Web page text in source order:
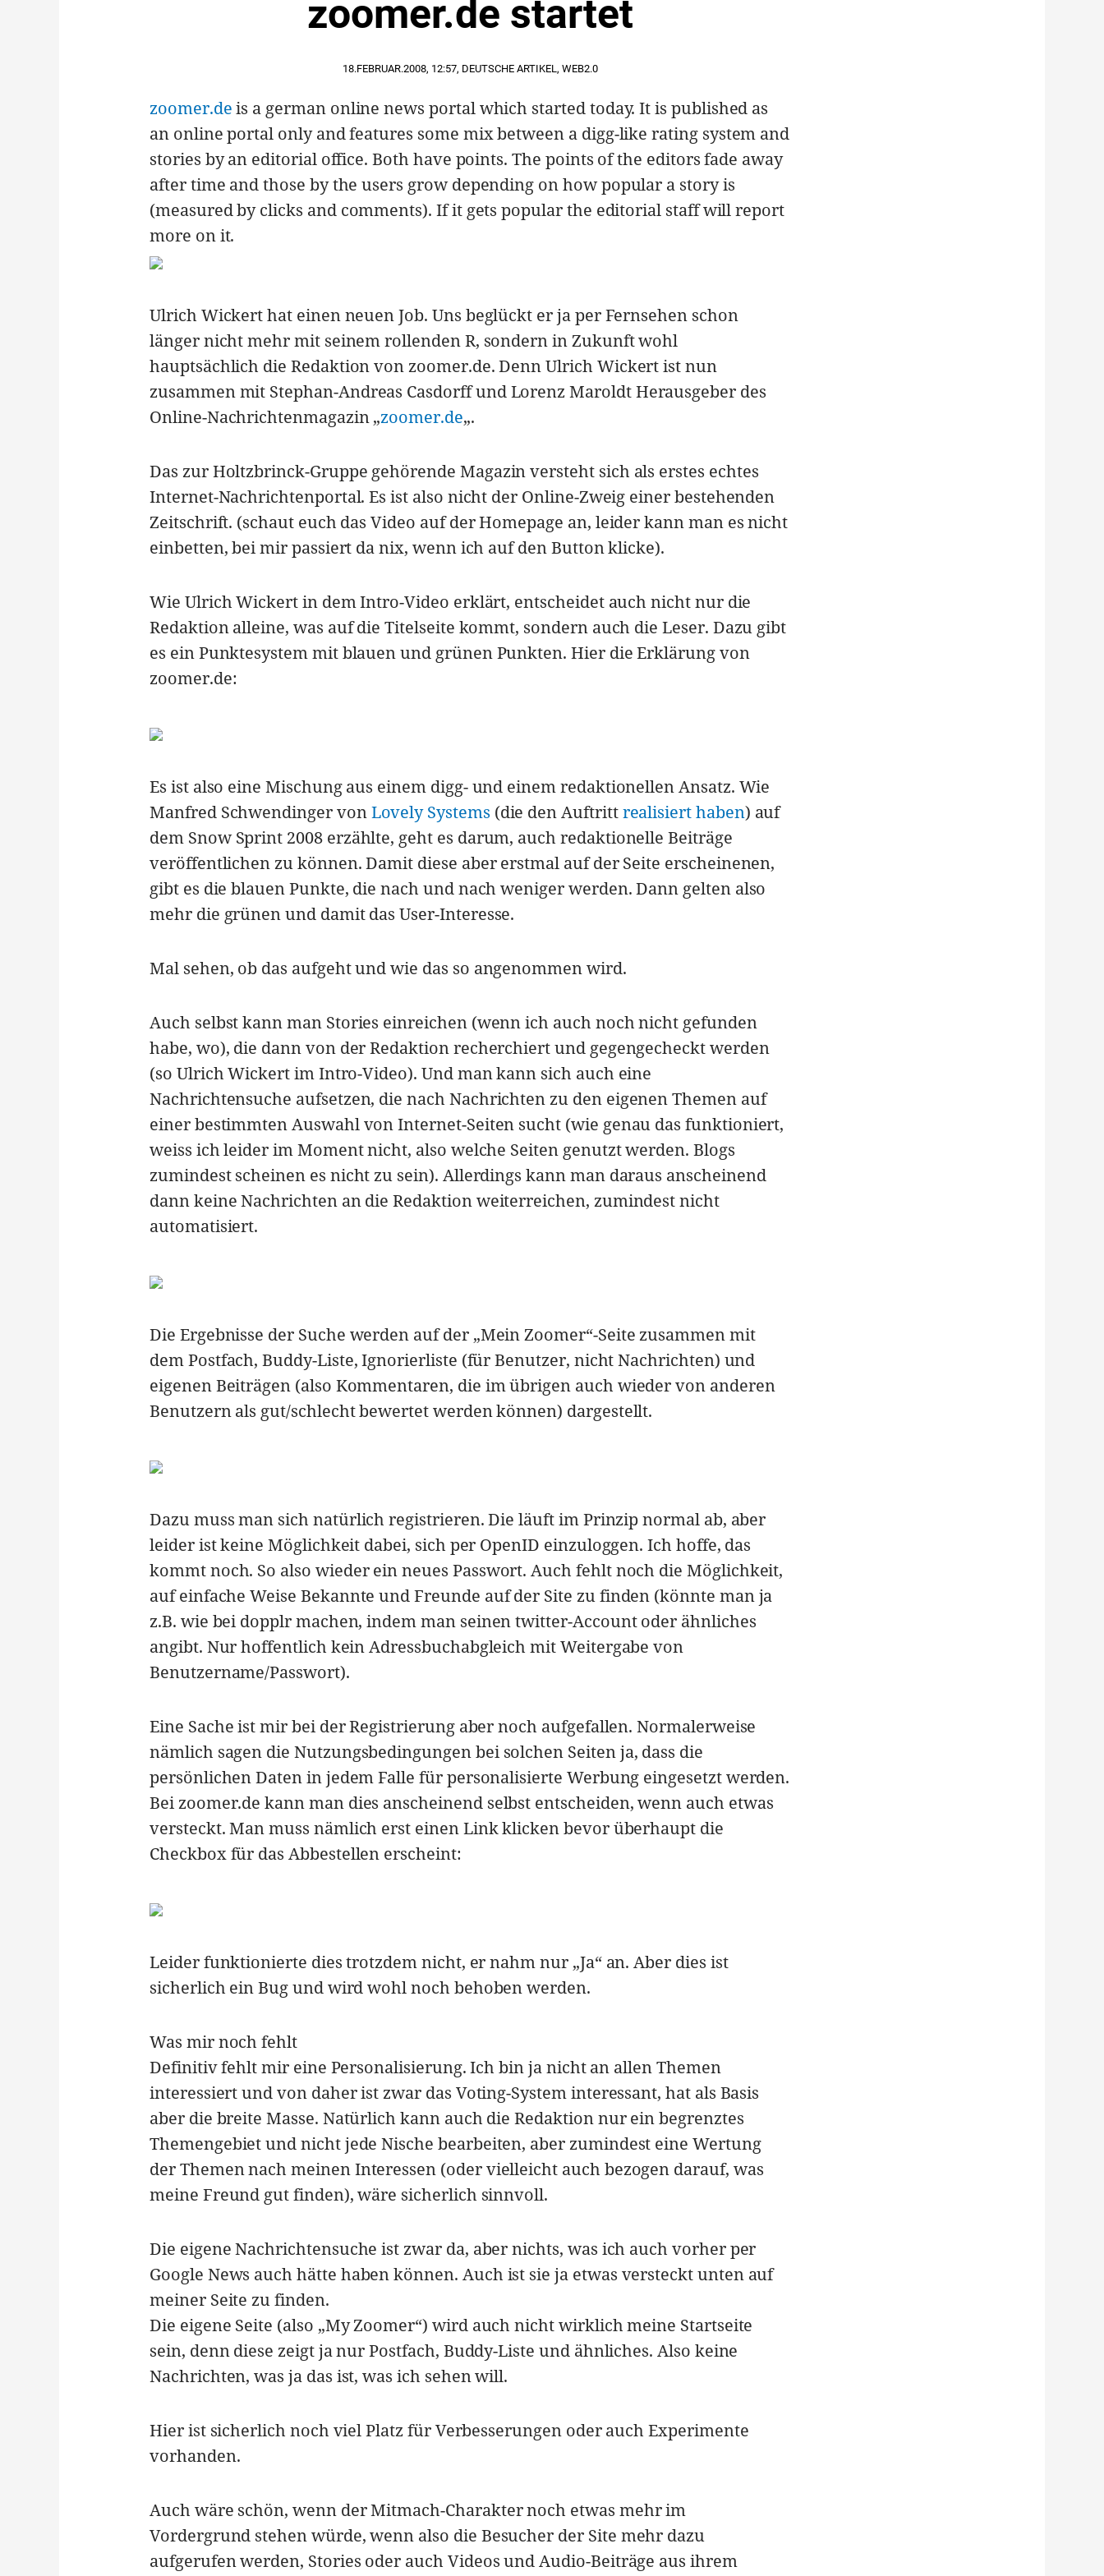
zoomer.de startet
18.FEBRUAR.2008, 12:57, DEUTSCHE ARTIKEL, WEB2.0
zoomer.deis a german online news portal which started today. It is published as
an online portal only and features some mix between a digg-like rating system and
stories by an editorial office. Both have points. The points of the editors fade away
after time and those by the users grow depending on how popular a story is
(measured by clicks and comments). If it gets popular the editorial staff will report
more on it.
Ulrich Wickert hat einen neuen Job. Uns beglückt er ja per Fernsehen schon
länger nicht mehr mit seinem rollenden R, sondern in Zukunft wohl
hauptsächlich die Redaktion von zoomer.de. Denn Ulrich Wickert ist nun
zusammen mit Stephan-Andreas Casdorff und Lorenz Maroldt Herausgeber des
Online-Nachrichtenmagazin „zoomer.de„.
Das zur Holtzbrinck-Gruppe gehörende Magazin versteht sich als erstes echtes
Internet-Nachrichtenportal. Es ist also nicht der Online-Zweig einer bestehenden
Zeitschrift. (schaut euch das Video auf der Homepage an, leider kann man es nicht
einbetten, bei mir passiert da nix, wenn ich auf den Button klicke).
Wie Ulrich Wickert in dem Intro-Video erklärt, entscheidet auch nicht nur die
Redaktion alleine, was auf die Titelseite kommt, sondern auch die Leser. Dazu gibt
es ein Punktesystem mit blauen und grünen Punkten. Hier die Erklärung von
zoomer.de:
Es ist also eine Mischung aus einem digg- und einem redaktionellen Ansatz. Wie
Manfred Schwendinger vonLovely Systems (die den Auftrittrealisiert haben) auf
dem Snow Sprint 2008 erzählte, geht es darum, auch redaktionelle Beiträge
veröffentlichen zu können. Damit diese aber erstmal auf der Seite erscheinenen,
gibt es die blauen Punkte, die nach und nach weniger werden. Dann gelten also
mehr die grünen und damit das User-Interesse.
Mal sehen, ob das aufgeht und wie das so angenommen wird.
Auch selbst kann man Stories einreichen (wenn ich auch noch nicht gefunden
habe, wo), die dann von der Redaktion recherchiert und gegengecheckt werden
(so Ulrich Wickert im Intro-Video). Und man kann sich auch eine
Nachrichtensuche aufsetzen, die nach Nachrichten zu den eigenen Themen auf
einer bestimmten Auswahl von Internet-Seiten sucht (wie genau das funktioniert,
weiss ich leider im Moment nicht, also welche Seiten genutzt werden. Blogs
zumindest scheinen es nicht zu sein). Allerdings kann man daraus anscheinend
dann keine Nachrichten an die Redaktion weiterreichen, zumindest nicht
automatisiert.
Die Ergebnisse der Suche werden auf der „Mein Zoomer“-Seite zusammen mit
dem Postfach, Buddy-Liste, Ignorierliste (für Benutzer, nicht Nachrichten) und
eigenen Beiträgen (also Kommentaren, die im übrigen auch wieder von anderen
Benutzern als gut/schlecht bewertet werden können) dargestellt.
Dazu muss man sich natürlich registrieren. Die läuft im Prinzip normal ab, aber
leider ist keine Möglichkeit dabei, sich per OpenID einzuloggen. Ich hoffe, das
kommt noch. So also wieder ein neues Passwort. Auch fehlt noch die Möglichkeit,
auf einfache Weise Bekannte und Freunde auf der Site zu finden (könnte man ja
z.B. wie bei dopplr machen, indem man seinen twitter-Account oder ähnliches
angibt. Nur hoffentlich kein Adressbuchabgleich mit Weitergabe von
Benutzername/Passwort).
Eine Sache ist mir bei der Registrierung aber noch aufgefallen. Normalerweise
nämlich sagen die Nutzungsbedingungen bei solchen Seiten ja, dass die
persönlichen Daten in jedem Falle für personalisierte Werbung eingesetzt werden.
Bei zoomer.de kann man dies anscheinend selbst entscheiden, wenn auch etwas
versteckt. Man muss nämlich erst einen Link klicken bevor überhaupt die
Checkbox für das Abbestellen erscheint:
Leider funktionierte dies trotzdem nicht, er nahm nur „Ja“ an. Aber dies ist
sicherlich ein Bug und wird wohl noch behoben werden.
Was mir noch fehlt
Definitiv fehlt mir eine Personalisierung. Ich bin ja nicht an allen Themen
interessiert und von daher ist zwar das Voting-System interessant, hat als Basis
aber die breite Masse. Natürlich kann auch die Redaktion nur ein begrenztes
Themengebiet und nicht jede Nische bearbeiten, aber zumindest eine Wertung
der Themen nach meinen Interessen (oder vielleicht auch bezogen darauf, was
meine Freund gut finden), wäre sicherlich sinnvoll.
Die eigene Nachrichtensuche ist zwar da, aber nichts, was ich auch vorher per
Google News auch hätte haben können. Auch ist sie ja etwas versteckt unten auf
meiner Seite zu finden.
Die eigene Seite (also „My Zoomer“) wird auch nicht wirklich meine Startseite
sein, denn diese zeigt ja nur Postfach, Buddy-Liste und ähnliches. Also keine
Nachrichten, was ja das ist, was ich sehen will.
Hier ist sicherlich noch viel Platz für Verbesserungen oder auch Experimente
vorhanden.
Auch wäre schön, wenn der Mitmach-Charakter noch etwas mehr im
Vordergrund stehen würde, wenn also die Besucher der Site mehr dazu
aufgerufen werden, Stories oder auch Videos und Audio-Beiträge aus ihrem